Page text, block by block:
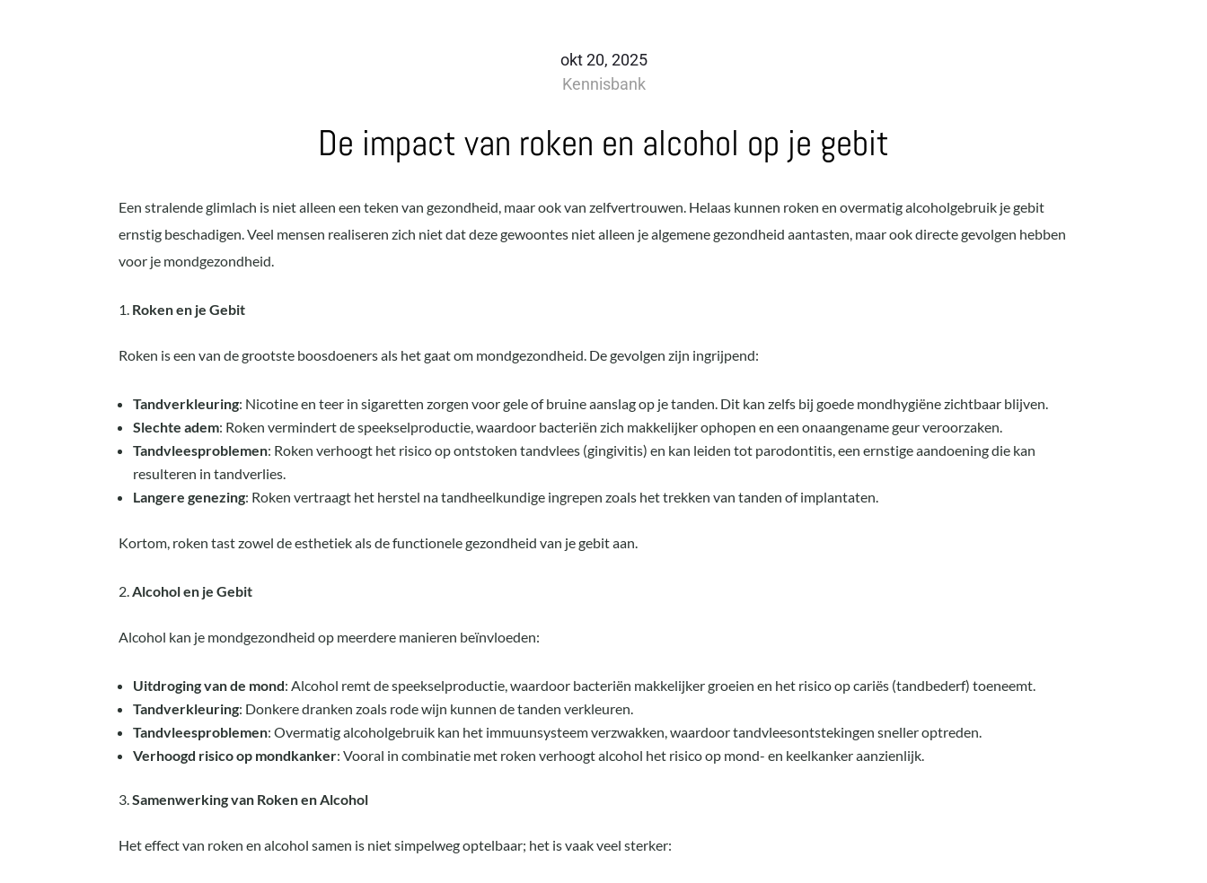
okt 20, 2025
Kennisbank
De impact van roken en alcohol op je gebit
Een stralende glimlach is niet alleen een teken van gezondheid, maar ook van zelfvertrouwen. Helaas kunnen roken en overmatig alcoholgebruik je gebit
ernstig beschadigen. Veel mensen realiseren zich niet dat deze gewoontes niet alleen je algemene gezondheid aantasten, maar ook directe gevolgen hebben
voor je mondgezondheid.
Roken en je Gebit
Roken is een van de grootste boosdoeners als het gaat om mondgezondheid. De gevolgen zijn ingrijpend:
Tandverkleuring: Nicotine en teer in sigaretten zorgen voor gele of bruine aanslag op je tanden. Dit kan zelfs bij goede mondhygiëne zichtbaar blijven.
Slechte adem: Roken vermindert de speekselproductie, waardoor bacteriën zich makkelijker ophopen en een onaangename geur veroorzaken.
Tandvleesproblemen: Roken verhoogt het risico op ontstoken tandvlees (gingivitis) en kan leiden tot parodontitis, een ernstige aandoening die kan
resulteren in tandverlies.
Langere genezing: Roken vertraagt het herstel na tandheelkundige ingrepen zoals het trekken van tanden of implantaten.
Kortom, roken tast zowel de esthetiek als de functionele gezondheid van je gebit aan.
Alcohol en je Gebit
Alcohol kan je mondgezondheid op meerdere manieren beïnvloeden:
Uitdroging van de mond: Alcohol remt de speekselproductie, waardoor bacteriën makkelijker groeien en het risico op cariës (tandbederf) toeneemt.
Tandverkleuring: Donkere dranken zoals rode wijn kunnen de tanden verkleuren.
Tandvleesproblemen: Overmatig alcoholgebruik kan het immuunsysteem verzwakken, waardoor tandvleesontstekingen sneller optreden.
Verhoogd risico op mondkanker: Vooral in combinatie met roken verhoogt alcohol het risico op mond- en keelkanker aanzienlijk.
Samenwerking van Roken en Alcohol
Het effect van roken en alcohol samen is niet simpelweg optelbaar; het is vaak veel sterker: